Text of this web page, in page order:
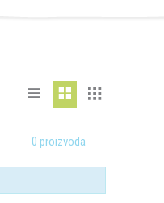
0 proizvoda